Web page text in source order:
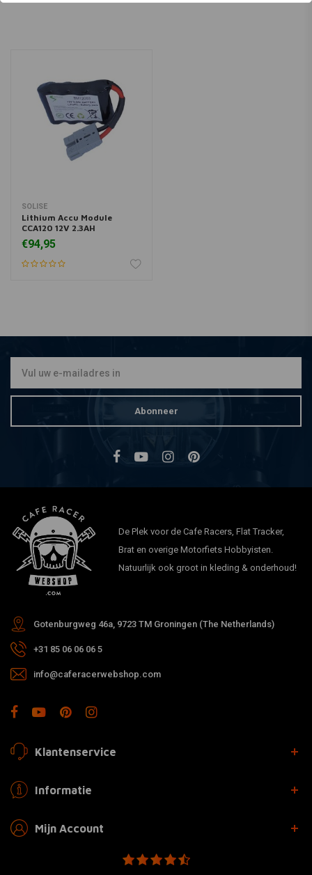
SOLISE
Lithium Accu Module
CCA120 12V 2.3AH
€94,95
Abonneer
De Plek voor de Cafe Racers, Flat Tracker,
Brat en overige Motorfiets Hobbyisten.
Natuurlijk ook groot in kleding & onderhoud!
Gotenburgweg 46a, 9723 TM Groningen (The Netherlands)
+31 85 06 06 06 5
info@caferacerwebshop.com
Klantenservice
Informatie
Mijn Account